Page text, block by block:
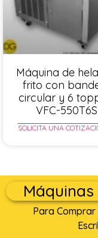
Máquina de
frito con
circular y 6
VFC-550T6S
SOLICITA UNA
Para